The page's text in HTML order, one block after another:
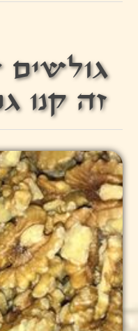
גולשים
זה קנו